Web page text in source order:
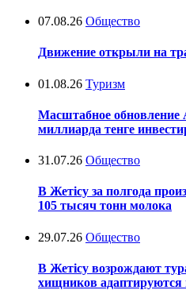
07.08.26 Общество
Движение открыли на
01.08.26 Туризм
Масштабное обновление
миллиарда тенге
31.07.26 Общество
В Жетісу за полгода
105 тысяч тонн молока
29.07.26 Общество
В Жетісу возрождают
хищников